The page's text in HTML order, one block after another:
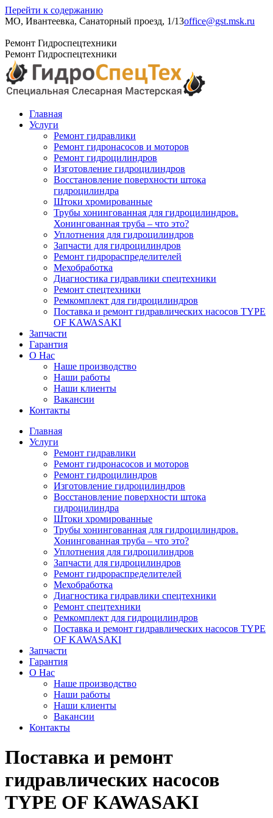
Перейти к содержанию
МО, Ивантеевка, Санаторный проезд, 1/13office@gst.msk.ru
Ремонт Гидроспецтехники
Ремонт Гидроспецтехники
Главная
Услуги
Ремонт гидравлики
Ремонт гидронасосов и моторов
Ремонт гидроцилиндров
Изготовление гидроцилиндров
Восстановление поверхности штока
гидроцилиндра
Штоки хромированные
Трубы хонингованная для гидроцилиндров.
Хонингованная труба – что это?
Уплотнения для гидроцилиндров
Запчасти для гидроцилиндров
Ремонт гидрораспределителей
Мехобработка
Диагностика гидравлики спецтехники
Ремонт спецтехники
Ремкомплект для гидроцилиндров
Поставка и ремонт гидравлических насосов TYPE
OF KAWASAKI
Запчасти
Гарантия
О Нас
Наше производство
Наши работы
Наши клиенты
Вакансии
Контакты
Главная
Услуги
Ремонт гидравлики
Ремонт гидронасосов и моторов
Ремонт гидроцилиндров
Изготовление гидроцилиндров
Восстановление поверхности штока
гидроцилиндра
Штоки хромированные
Трубы хонингованная для гидроцилиндров.
Хонингованная труба – что это?
Уплотнения для гидроцилиндров
Запчасти для гидроцилиндров
Ремонт гидрораспределителей
Мехобработка
Диагностика гидравлики спецтехники
Ремонт спецтехники
Ремкомплект для гидроцилиндров
Поставка и ремонт гидравлических насосов TYPE
OF KAWASAKI
Запчасти
Гарантия
О Нас
Наше производство
Наши работы
Наши клиенты
Вакансии
Контакты
Поставка и ремонт
гидравлических насосов
TYPE OF KAWASAKI